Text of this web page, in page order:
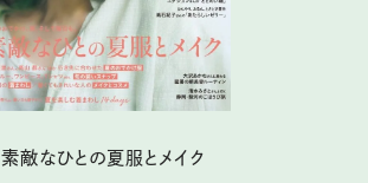
素敵なひとの夏服とメイク